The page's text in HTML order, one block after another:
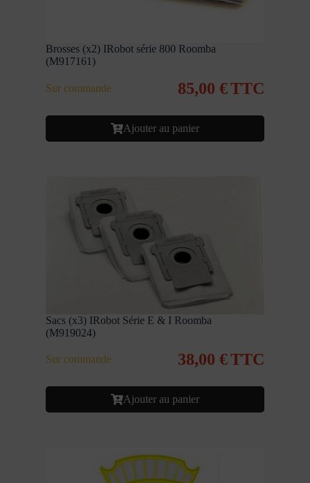
Brosses (x2) IRobot série 800 Roomba
(M917161)
Sur commande 85,00 €TTC
Ajouter au panier
Sacs (x3) IRobot Série E & I Roomba
(M919024)
Sur commande 38,00 €TTC
Ajouter au panier